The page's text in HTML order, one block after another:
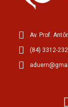
Av. Prof.
(84) 3312-